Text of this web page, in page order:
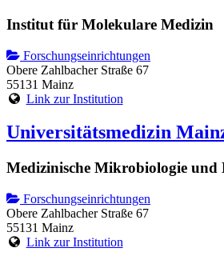
Institut für Molekulare Medizin
Forschungseinrichtungen
Obere Zahlbacher Straße 67
55131 Mainz
Link zur Institution
Universitätsmedizin
Medizinische Mikrobiologie und
Forschungseinrichtungen
Obere Zahlbacher Straße 67
55131 Mainz
Link zur Institution